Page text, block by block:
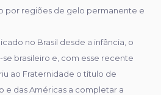
por regiões de gelo permanente e
no Brasil desde a infância, o
brasileiro e, com esse recente
ao Fraternidade o título de
e das Américas a completar a